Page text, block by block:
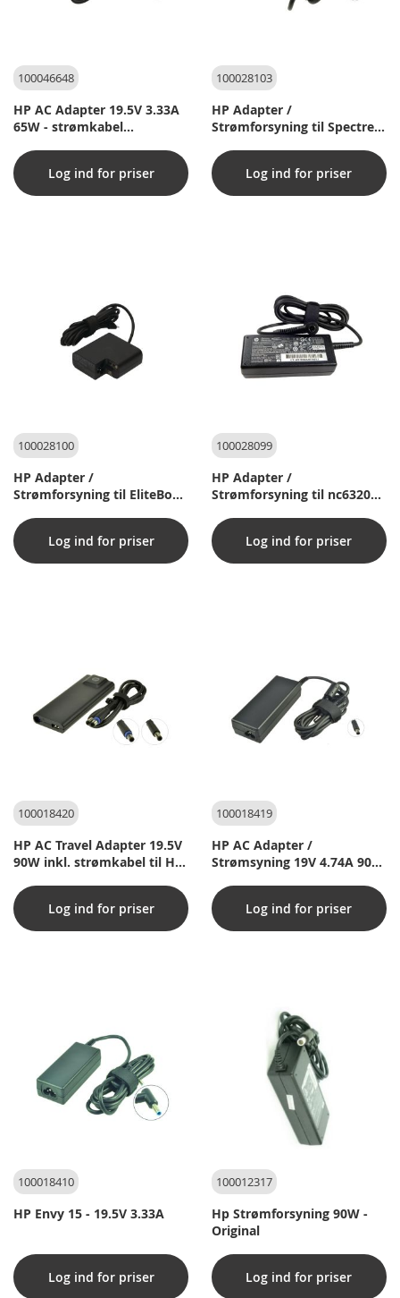
100046648
HP AC Adapter 19.5V 3.33A
65W - strømkabel
Log ind for priser
100028103
HP Adapter /
Strømforsyning til Spectre
strømkabel
Log ind for priser
100028100
HP Adapter /
Strømforsyning til EliteBook
Connector nPFC - EU
Log ind for priser
100028099
HP Adapter /
Strømforsyning til nc6320
strømkabel
Log ind for priser
100018420
HP AC Travel Adapter 19.5V
90W inkl. strømkabel til HP
Log ind for priser
100018419
HP AC Adapter /
Strømsyning 19V 4.74A 90W
tc4400 Tablet PC
Log ind for priser
100018410
HP Envy 15 - 19.5V 3.33A
Log ind for priser
100012317
Hp Strømforsyning 90W -
Original
Log ind for priser